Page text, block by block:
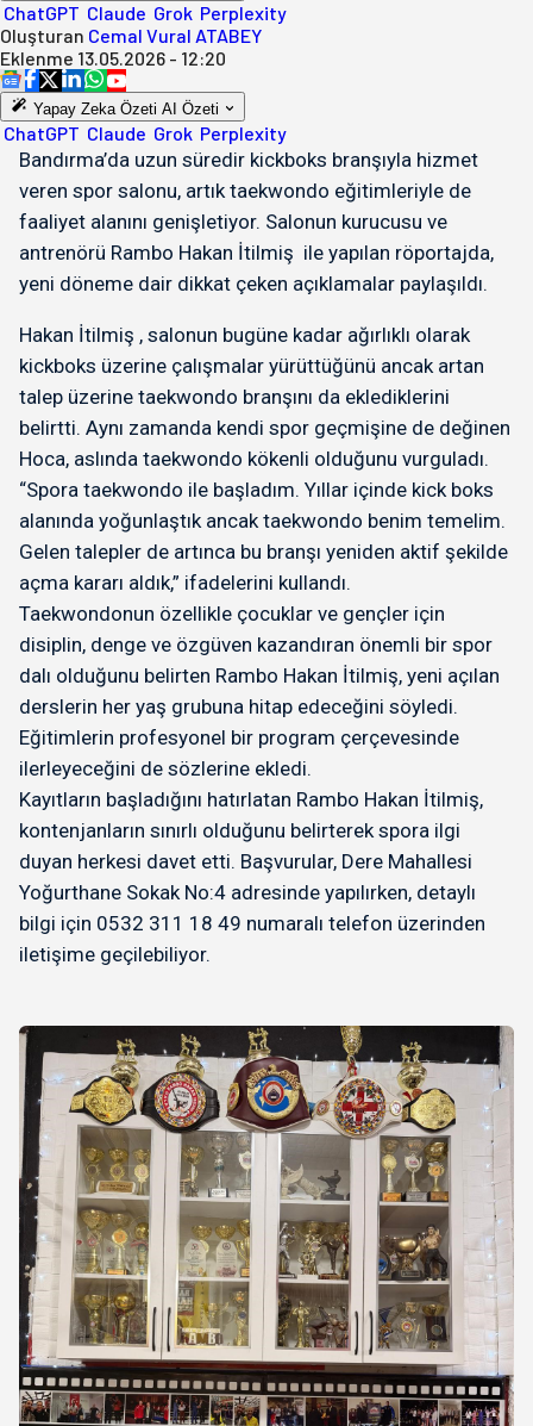
ChatGPT Claude Grok Perplexity
Oluşturan Cemal Vural ATABEY
Eklenme 13.05.2026 - 12:20
Yapay Zeka Özeti AI Özeti
ChatGPT Claude Grok Perplexity
Bandırma’da uzun süredir kickboks branşıyla hizmet
veren spor salonu, artık taekwondo eğitimleriyle de
faaliyet alanını genişletiyor. Salonun kurucusu ve
antrenörü Rambo Hakan İtilmiş ile yapılan röportajda,
yeni döneme dair dikkat çeken açıklamalar paylaşıldı.
Hakan İtilmiş , salonun bugüne kadar ağırlıklı olarak
kickboks üzerine çalışmalar yürüttüğünü ancak artan
talep üzerine taekwondo branşını da eklediklerini
belirtti. Aynı zamanda kendi spor geçmişine de değinen
Hoca, aslında taekwondo kökenli olduğunu vurguladı.
“Spora taekwondo ile başladım. Yıllar içinde kick boks
alanında yoğunlaştık ancak taekwondo benim temelim.
Gelen talepler de artınca bu branşı yeniden aktif şekilde
açma kararı aldık,” ifadelerini kullandı.
Taekwondonun özellikle çocuklar ve gençler için
disiplin, denge ve özgüven kazandıran önemli bir spor
dalı olduğunu belirten Rambo Hakan İtilmiş, yeni açılan
derslerin her yaş grubuna hitap edeceğini söyledi.
Eğitimlerin profesyonel bir program çerçevesinde
ilerleyeceğini de sözlerine ekledi.
Kayıtların başladığını hatırlatan Rambo Hakan İtilmiş,
kontenjanların sınırlı olduğunu belirterek spora ilgi
duyan herkesi davet etti. Başvurular, Dere Mahallesi
Yoğurthane Sokak No:4 adresinde yapılırken, detaylı
bilgi için 0532 311 18 49 numaralı telefon üzerinden
iletişime geçilebiliyor.